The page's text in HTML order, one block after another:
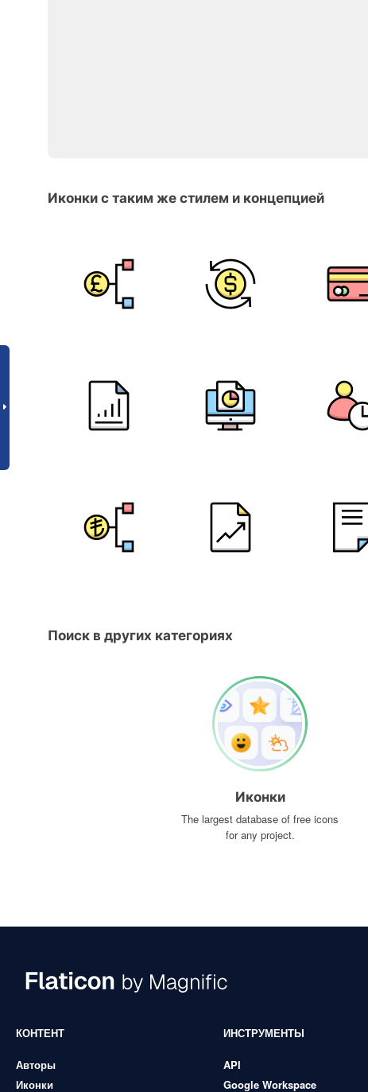
Иконки с таким же стилем и концепцией
Поиск в других категориях
Иконки
The largest database of free icons
for any project.
КОНТЕНТ
Авторы
Иконки
ИНСТРУМЕНТЫ
API
Google Workspace